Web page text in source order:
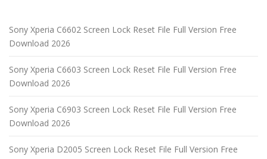
Sony Xperia C6602 Screen Lock Reset File Full Version Free
Download 2026
Sony Xperia C6603 Screen Lock Reset File Full Version Free
Download 2026
Sony Xperia C6903 Screen Lock Reset File Full Version Free
Download 2026
Sony Xperia D2005 Screen Lock Reset File Full Version Free